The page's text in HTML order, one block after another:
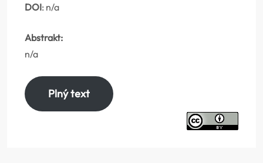
DOI: n/a
Abstrakt:
n/a
Plný text